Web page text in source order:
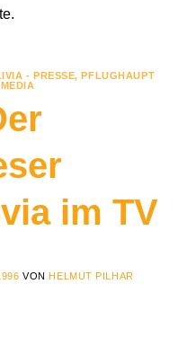
- PRESSE,PFLUGHAUPT
im TV
VON HELMUT PILHAR